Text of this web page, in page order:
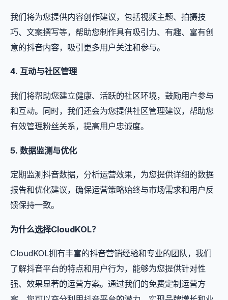
我们将为您提供内容创作建议，包括视频主题、拍摄技
巧、文案撰写等，帮助您制作具有吸引力、有趣、富有创
意的抖音内容，吸引更多用户关注和参与。
4. 互动与社区管理
我们将帮助您建立健康、活跃的社区环境，鼓励用户参与
和互动。同时，我们还会为您提供社区管理建议，帮助您
有效管理粉丝关系，提高用户忠诚度。
5. 数据监测与优化
定期监测抖音数据，分析运营效果，为您提供详细的数据
报告和优化建议，确保运营策略始终与市场需求和用户反
馈保持一致。
为什么选择CloudKOL？
CloudKOL拥有丰富的抖音营销经验和专业的团队，我们
了解抖音平台的特点和用户行为，能够为您提供针对性
强、效果显著的运营方案。通过我们的免费定制运营方